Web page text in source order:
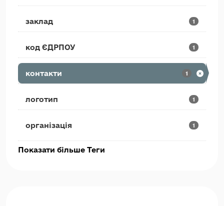
заклад 1
код ЄДРПОУ 1
контакти 1
логотип 1
організація 1
Показати більше Теги